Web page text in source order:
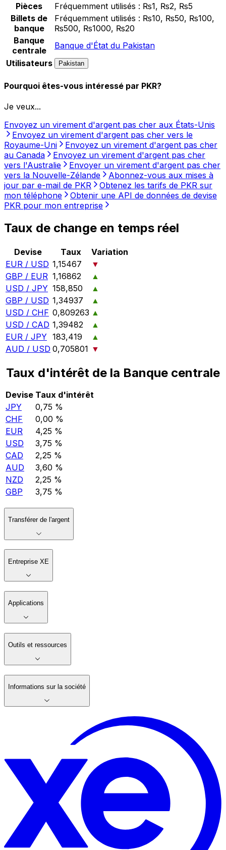
Pièces Fréquemment utilisés : ₨1, ₨2, ₨5
Billets de
banque
Fréquemment utilisés : ₨10, ₨50, ₨100,
₨500, ₨1000, ₨20
Banque
centrale
Banque d'État du Pakistan
Utilisateurs
Pakistan
Pourquoi êtes-vous intéressé par PKR?
Je veux...
Envoyez un virement d'argent pas cher aux États-Unis
Envoyez un virement d'argent pas cher vers le
Royaume-Uni
Envoyez un virement d'argent pas cher
au Canada
Envoyez un virement d'argent pas cher
vers l'Australie
Envoyer un virement d'argent pas cher
vers la Nouvelle-Zélande
Abonnez-vous aux mises à
jour par e-mail de PKR
Obtenez les tarifs de PKR sur
mon téléphone
Obtenir une API de données de devise
PKR pour mon entreprise
Taux de change en temps réel
Devise Taux
Variation
EUR / USD 1,15467
▼
GBP / EUR 1,16862
▲
USD / JPY 158,850
▲
GBP / USD 1,34937
▲
USD / CHF 0,809263 ▲
USD / CAD 1,39482
▲
EUR / JPY 183,419
▲
AUD / USD 0,705801 ▼
Taux d'intérêt de la Banque centrale
Devise Taux d'intérêt
JPY
0,75 %
CHF
0,00 %
EUR
4,25 %
USD
3,75 %
CAD
2,25 %
AUD
3,60 %
NZD
2,25 %
GBP
3,75 %
Transférer de l'argent
Entreprise XE
Applications
Outils et ressources
Informations sur la société